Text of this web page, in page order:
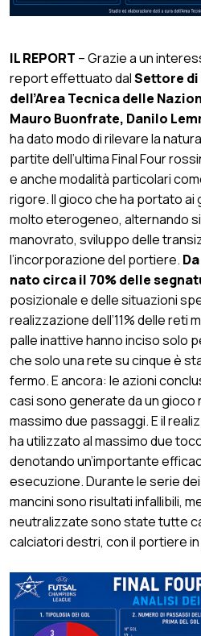
IL REPORT – Grazie a un
report effettuato dalSettore di
dell’Area Tecnica delle
Mauro Buonfrate, Danilo
ha dato modo di rilevare la
partite dell’ultima Final Four
e anche modalità particolari
rigore. Il gioco che ha portato ai
molto eterogeneo, alternando
manovrato, sviluppo delle
l’incorporazione del portiere.
nato circa il 70% delle
posizionale e delle situazioni
realizzazione dell’11% delle reti
palle inattive hanno inciso solo
che solo una rete su cinque è
fermo. E ancora: le azioni
casi sono generate da un gioco
massimo due passaggi. E il
ha utilizzato al massimo due
denotando un’importante
esecuzione. Durante le serie
mancini sono risultati infallibili,
neutralizzate sono state tutte
calciatori destri, con il portiere